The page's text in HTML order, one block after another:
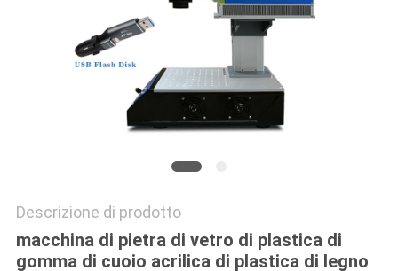
Descrizione di prodotto
macchina di pietra di vetro di plastica di
gomma di cuoio acrilica di plastica di legno